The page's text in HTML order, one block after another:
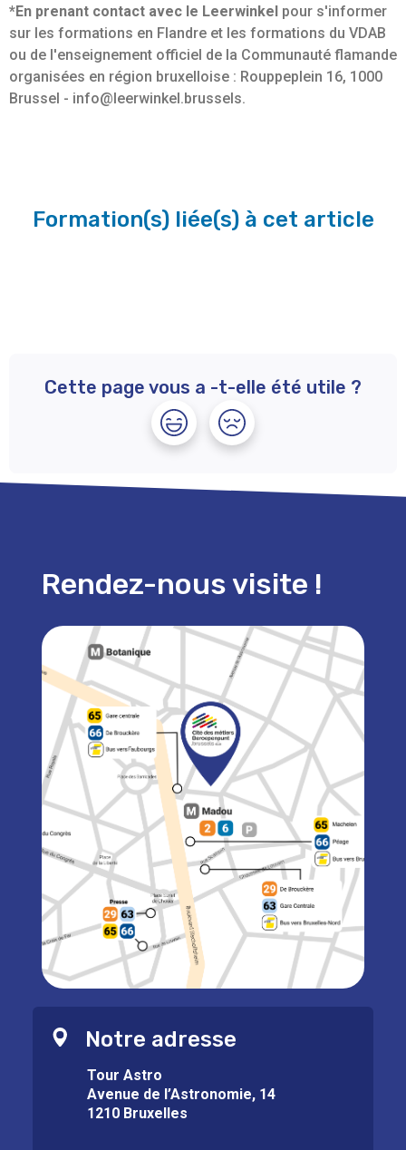
*En prenant contact avec le Leerwinkel pour s'informer
sur les formations en Flandre et les formations du VDAB
ou de l'enseignement officiel de la Communauté flamande
organisées en région bruxelloise : Rouppeplein 16, 1000
Brussel - info@leerwinkel.brussels.
Formation(s) liée(s) à cet article
Cette page vous a -t-elle été utile ?
Rendez-nous visite !
Notre adresse
Tour Astro
Avenue de l’Astronomie, 14
1210 Bruxelles